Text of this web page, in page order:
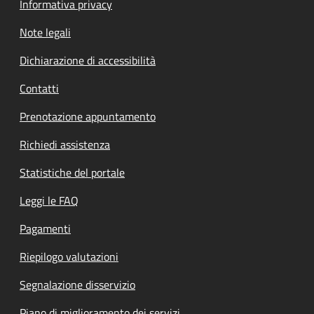
Informativa privacy
Note legali
Dichiarazione di accessibilità
Contatti
Prenotazione appuntamento
Richiedi assistenza
Statistiche del portale
Leggi le FAQ
Pagamenti
Riepilogo valutazioni
Segnalazione disservizio